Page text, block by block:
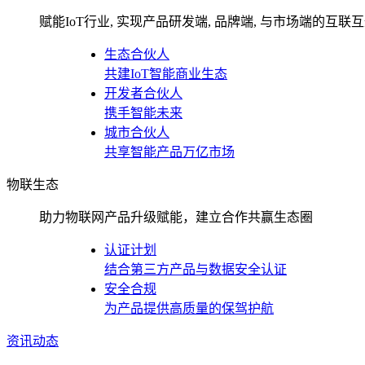
赋能IoT行业, 实现产品研发端, 品牌端, 与市场端的互联
生态合伙人
共建IoT智能商业生态
开发者合伙人
携手智能未来
城市合伙人
共享智能产品万亿市场
物联生态
助力物联网产品升级赋能，建立合作共赢生态圈
认证计划
结合第三方产品与数据安全认证
安全合规
为产品提供高质量的保驾护航
资讯动态